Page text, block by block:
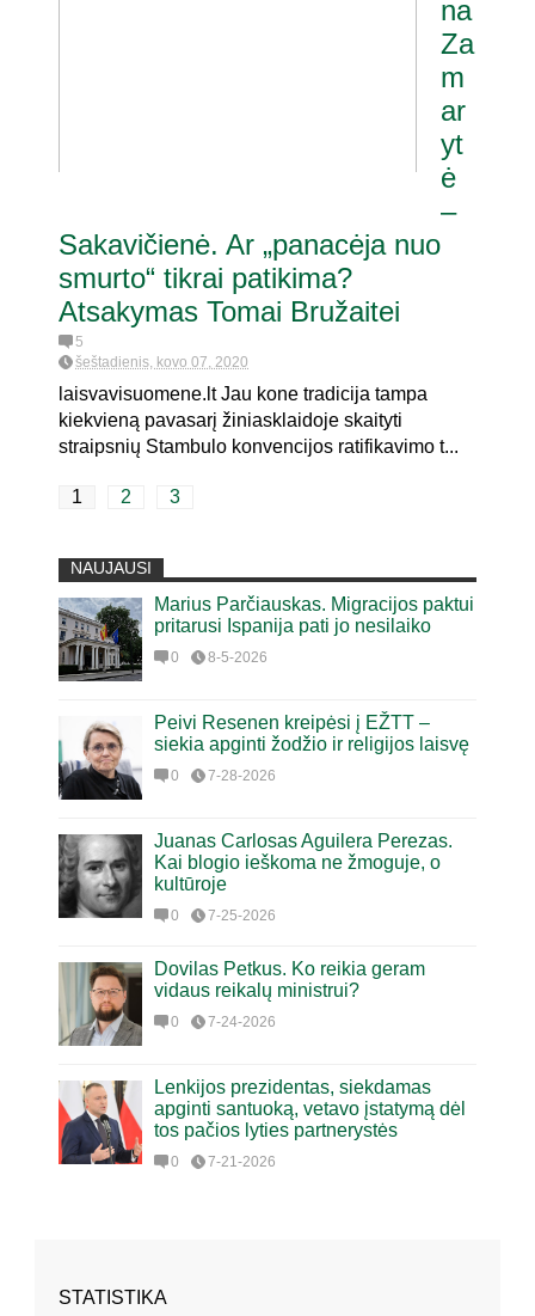
na
Za
m
ar
yt
ė
–
Sakavičienė. Ar „panacėja nuo
smurto“ tikrai patikima?
Atsakymas Tomai Bružaitei
5
šeštadienis, kovo 07, 2020
laisvavisuomene.lt Jau kone tradicija tampa
kiekvieną pavasarį žiniasklaidoje skaityti
straipsnių Stambulo konvencijos ratifikavimo t...
1 2 3
NAUJAUSI
Marius Parčiauskas. Migracijos paktui
pritarusi Ispanija pati jo nesilaiko
0 8-5-2026
Peivi Resenen kreipėsi į EŽTT –
siekia apginti žodžio ir religijos laisvę
0 7-28-2026
Juanas Carlosas Aguilera Perezas.
Kai blogio ieškoma ne žmoguje, o
kultūroje
0 7-25-2026
Dovilas Petkus. Ko reikia geram
vidaus reikalų ministrui?
0 7-24-2026
Lenkijos prezidentas, siekdamas
apginti santuoką, vetavo įstatymą dėl
tos pačios lyties partnerystės
0 7-21-2026
STATISTIKA